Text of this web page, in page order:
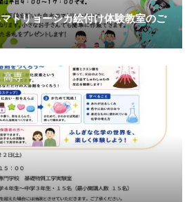
トリョーシカ絵付け体験教室のご
高専